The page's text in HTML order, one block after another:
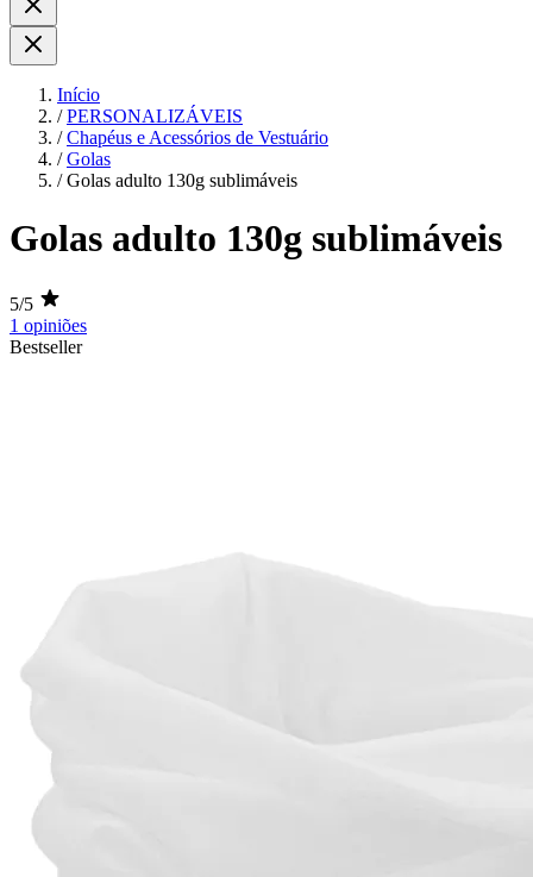
Início
/ PERSONALIZÁVEIS
/ Chapéus e Acessórios de Vestuário
/ Golas
/ Golas adulto 130g sublimáveis
Golas adulto 130g sublimáveis
5/5
1 opiniões
Bestseller